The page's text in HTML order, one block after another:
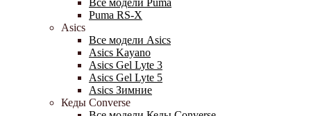
Все модели Puma
Puma RS-X
Asics
Все модели Asics
Asics Kayano
Asics Gel Lyte 3
Asics Gel Lyte 5
Asics Зимние
Кеды Converse